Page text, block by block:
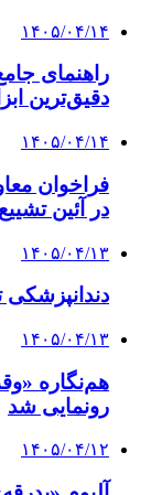
۱۴۰۵/۰۴/۱۴
راهنمای
دقیق‌ترین
۱۴۰۵/۰۴/۱۴
فراخوان
در آئین
۱۴۰۵/۰۴/۱۳
۱۴۰۵/۰۴/۱۳
هم‌نگاره
رونمایی شد
۱۴۰۵/۰۴/۱۲